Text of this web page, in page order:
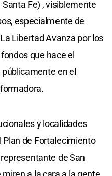
Fe) , visiblemente
especialmente de
Libertad Avanza por los
que hace el
en el
y localidades
Plan de Fortalecimiento
de San